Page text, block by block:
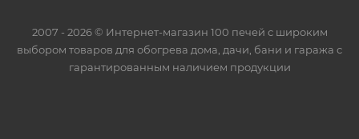
2007 - 2026 © Интернет-магазин 100 печей с широким
выбором товаров для обогрева дома, дачи, бани и гаража с
гарантированным наличием продукции